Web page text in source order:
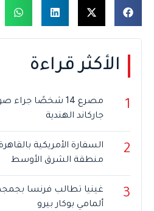
الأكثر قراءة
1
مصرع 14 شخصًا
جاركاند الهندية
2
السفارة الأمريكية
منطقة الشرق الأوسط
3
غينيا تطالب فرنسا
ألمامي بوكار بيرو